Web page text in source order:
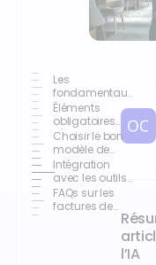
Les
fondamentaux
de la
facturation
pour
restaurants
Éléments
obligatoires
d'une facture
de restaurant
Choisir le bon
modèle de
facture pour
votre
restaurant
Intégration
avec les outils
de gestion
comptable
FAQs sur les
factures de
l’IA